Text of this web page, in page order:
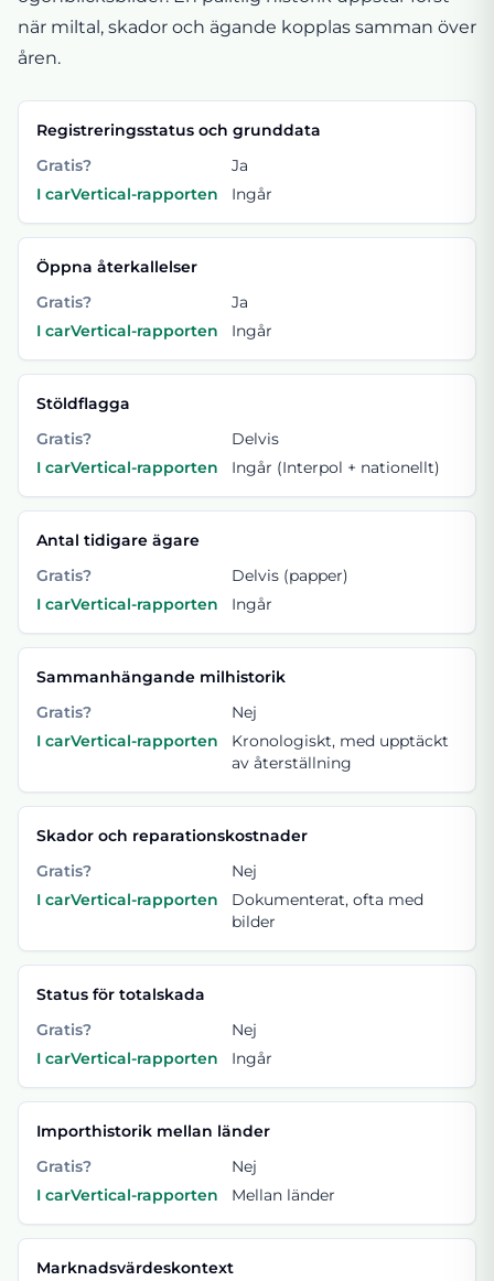
när miltal, skador och ägande kopplas samman över
åren.
Registreringsstatus och grunddata
Gratis?
Ja
I carVertical-rapporten
Ingår
Öppna återkallelser
Gratis?
Ja
I carVertical-rapporten
Ingår
Stöldflagga
Gratis?
Delvis
I carVertical-rapporten
Ingår (Interpol + nationellt)
Antal tidigare ägare
Gratis?
Delvis (papper)
I carVertical-rapporten
Ingår
Sammanhängande milhistorik
Gratis?
Nej
I carVertical-rapporten
Kronologiskt, med upptäckt
av återställning
Skador och reparationskostnader
Gratis?
Nej
I carVertical-rapporten
Dokumenterat, ofta med
bilder
Status för totalskada
Gratis?
Nej
I carVertical-rapporten
Ingår
Importhistorik mellan länder
Gratis?
Nej
I carVertical-rapporten
Mellan länder
Marknadsvärdeskontext